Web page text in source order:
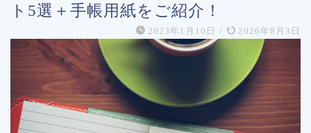
ト5選＋手帳用紙をご紹介！
2023年1月10日 / 2026年8月3日